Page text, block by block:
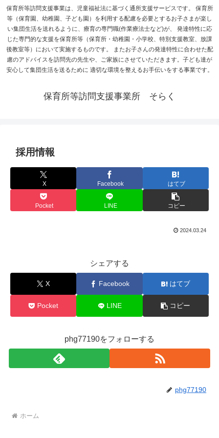
保育所等訪問支援事業は、児童福祉法に基づく通所支援サービスです。 保育所
等（保育園、幼稚園、子ども園）を利用する配慮を必要とするお子さまが楽し
い集団生活を送れるように、療育の専門職(作業療法士など)が、 発達特性に応
じた専門的な支援を保育所等（保育所・幼稚園・小学校、特別支援教室、放課
後教室等）において実施するものです。 またお子さんの発達特性に合わせた配
慮のアドバイスを訪問先の先生や、ご家族にさせていただきます。子ども達が
安心して集団生活を送るために 適切な環境を整えるお手伝いをする事業です。
保育所等訪問支援事業所 そらく
採用情報
X Facebook はてブ
Pocket LINE コピー
2024.03.24
シェアする
X Facebook はてブ
Pocket LINE コピー
phg77190をフォローする
phg77190
ホーム